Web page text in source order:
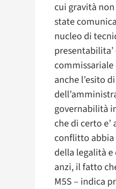
cui gravità
state
nucleo di
anche l’esito
governabilità
che di certo
conflitto
della legalità
anzi, il fatto
M5S – indica